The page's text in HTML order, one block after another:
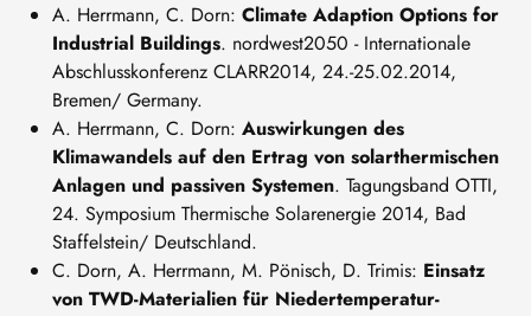
A. Herrmann, C. Dorn: Climate Adaption Options for
Industrial Buildings. nordwest2050 - Internationale
Abschlusskonferenz CLARR2014, 24.-25.02.2014,
Bremen/ Germany.
A. Herrmann, C. Dorn: Auswirkungen des
Klimawandels auf den Ertrag von solarthermischen
Anlagen und passiven Systemen. Tagungsband OTTI,
24. Symposium Thermische Solarenergie 2014, Bad
Staffelstein/ Deutschland.
C. Dorn, A. Herrmann, M. Pönisch, D. Trimis: Einsatz
von TWD-Materialien für Niedertemperatur-